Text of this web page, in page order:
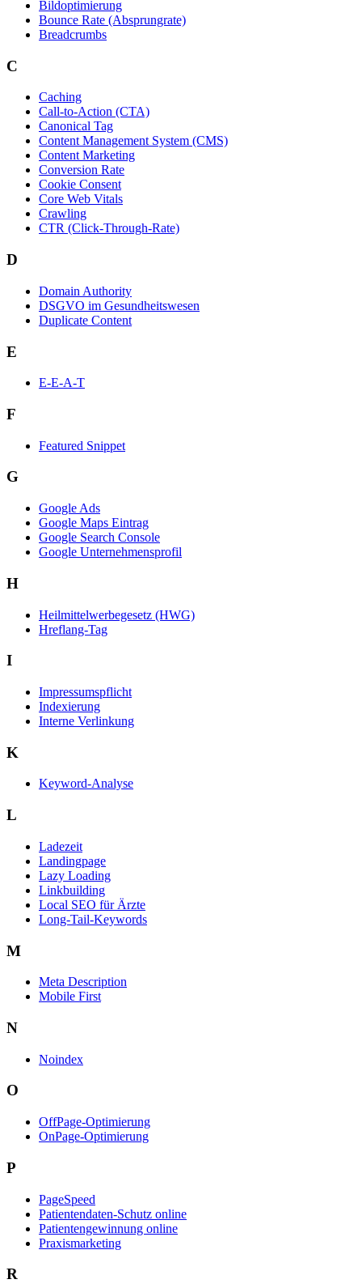
Bildoptimierung
Bounce Rate (Absprungrate)
Breadcrumbs
C
Caching
Call-to-Action (CTA)
Canonical Tag
Content Management System (CMS)
Content Marketing
Conversion Rate
Cookie Consent
Core Web Vitals
Crawling
CTR (Click-Through-Rate)
D
Domain Authority
DSGVO im Gesundheitswesen
Duplicate Content
E
E-E-A-T
F
Featured Snippet
G
Google Ads
Google Maps Eintrag
Google Search Console
Google Unternehmensprofil
H
Heilmittelwerbegesetz (HWG)
Hreflang-Tag
I
Impressumspflicht
Indexierung
Interne Verlinkung
K
Keyword-Analyse
L
Ladezeit
Landingpage
Lazy Loading
Linkbuilding
Local SEO für Ärzte
Long-Tail-Keywords
M
Meta Description
Mobile First
N
Noindex
O
OffPage-Optimierung
OnPage-Optimierung
P
PageSpeed
Patientendaten-Schutz online
Patientengewinnung online
Praxismarketing
R